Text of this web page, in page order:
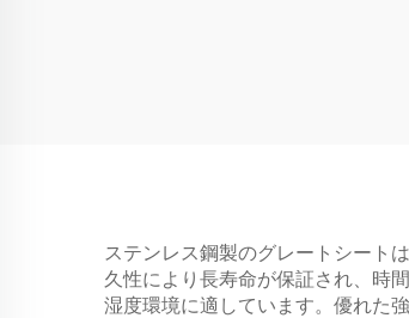
ステンレス鋼製のグレートシート
久性により長寿命が保証され、時
湿度環境に適しています。優れた